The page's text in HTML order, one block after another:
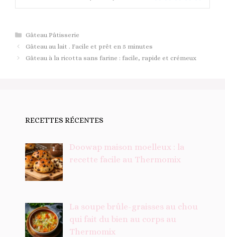
Catégories
Gâteau Pâtisserie
Gâteau au lait . Facile et prêt en 5 minutes
Gâteau à la ricotta sans farine : facile, rapide et crémeux
RECETTES RÉCENTES
Doowap maison moelleux : la
recette facile au Thermomix
La soupe brûle-graisses au chou
qui fait du bien au corps au
Thermomix